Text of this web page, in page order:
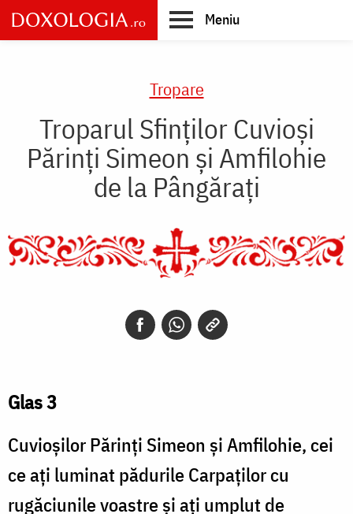
Skip
to
main
Meniu
Tropare
Troparul Sfinţilor Cuvioşi
Părinţi Simeon şi Amfilohie
de la Pângăraţi
Glas 3
Cuvioşilor Părinţi Simeon şi Amfilohie, cei
ce aţi luminat pădurile Carpaţilor cu
rugăciunile voastre şi aţi umplut de